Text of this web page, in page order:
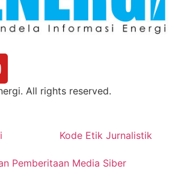
All rights reserved.
Kode Etik Jurnalistik
Pemberitaan Media Siber